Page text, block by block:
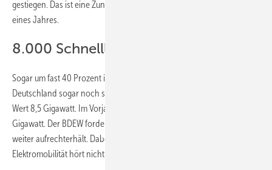
gestiegen. Das ist eine Zunahme um mehr als 23 Prozent innerhalb
eines Jahres.
8.000 Schnellladepunkte aufgebaut
Sogar um fast 40 Prozent ist die Ladeleistung aller Ladepunkte in
Deutschland sogar noch stärker gewachsen. Derzeit erreicht dieser
Wert 8,5 Gigawatt. Im Vorjahr lag die Gesamtladeleistung noch bei 6,1
Gigawatt. Der BDEW fordert, dass die Bundesregierung diese Dynamik
weiter aufrechterhält. Dabei muss sie europäisch denken. Denn die
Elektromobilität hört nicht an den Staatsgrenzen auf.